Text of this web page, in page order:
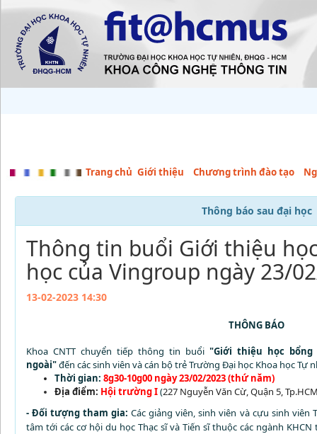
Trang chủ Giới thiệu Chương trình đào tạo
Thông báo sau đại học
Thông tin buổi Giới thiệu
học của Vingroup ngày 23/
13-02-2023 14:30
THÔNG BÁO
Khoa CNTT chuyển tiếp thông tin buổi "Giới thiệu học
ngoài"đến các sinh viên và cán bộ trẻTrường Đại học Khoa học Tự
Thời gian: 8g30-10g00 ngày 23/02/2023 (thứ năm)
Địa điểm: Hội trường I(227 Nguyễn Văn Cừ, Quận 5,
- Đối tượng tham gia: Các giảng viên, sinh viên và cựu sinh
tâm tới các cơ hội du học Thạc sĩ và Tiến sĩ thuộc các ngành